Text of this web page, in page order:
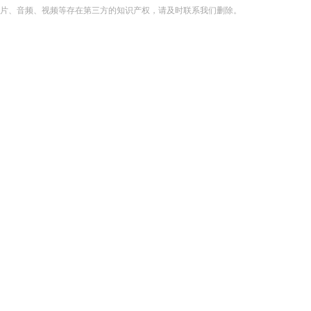
音频、视频等存在第三方的知识产权，请及时联系我们删除。